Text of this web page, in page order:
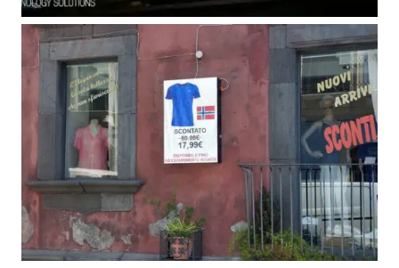
Non Solo Carni – S. G. la Punta
(CT)
Ledwall